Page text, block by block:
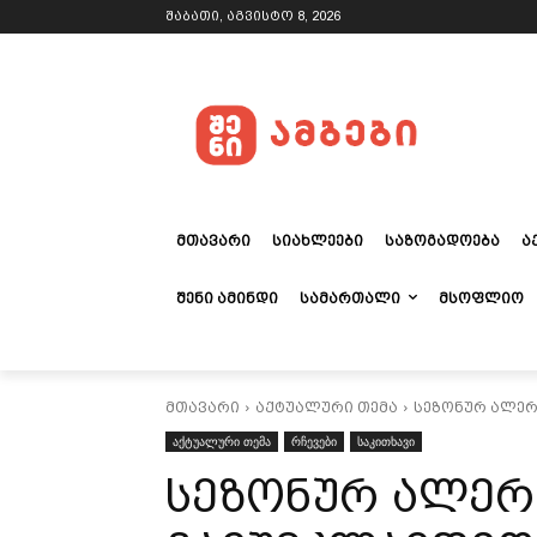
შაბათი, აგვისტო 8, 2026
ᲛᲗᲐᲕᲐᲠᲘ ᲡᲘᲐᲮᲚᲔᲔᲑᲘ ᲡᲐᲖᲝᲒᲐᲓᲝᲔᲑᲐ
ᲨᲔᲜᲘ ᲐᲛᲘᲜᲓᲘ ᲡᲐᲛᲐᲠᲗᲐᲚᲘ ᲛᲡᲝᲤᲚᲘᲝ
მთავარი აქტუალური თემა
სეზონურ
აქტუალური თემა
რჩევები საკითხავი
სეზონურ